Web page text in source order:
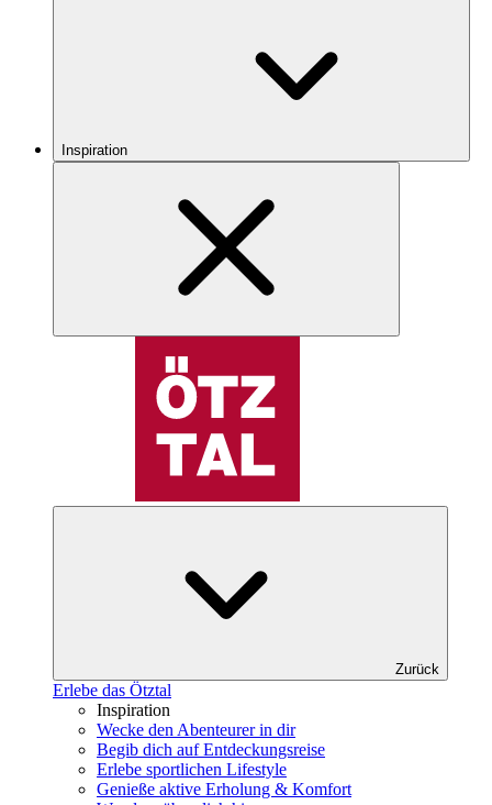
Inspiration
Zurück
Erlebe das Ötztal
Inspiration
Wecke den Abenteurer in dir
Begib dich auf Entdeckungsreise
Erlebe sportlichen Lifestyle
Genieße aktive Erholung & Komfort